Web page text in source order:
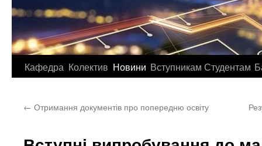
Кафедра Колектив Новини Вступникам Студентам
← Отримання документів про попередню освіту